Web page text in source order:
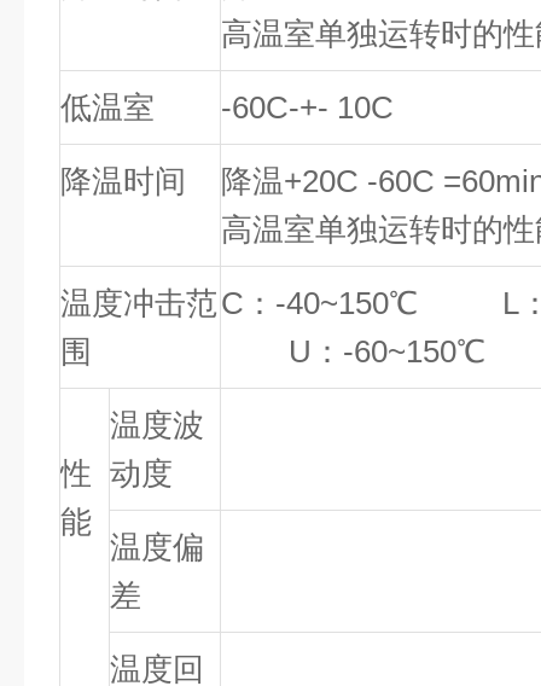
高温室单独运转时的
低温室 -60C-+- 10C
降温时间 降温+20C -60C =60
高温室单独运转时的
温度冲击范
围
C：-40~150℃ L：
U：-60~150℃
性
能
温度波
动度
温度偏
差
温度回